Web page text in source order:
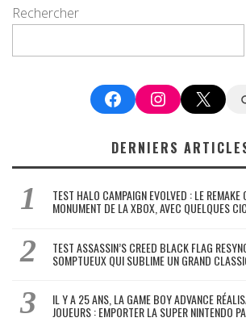
Rechercher
FacebookInstagram
X
DERNIERS
TEST HALO CAMPAIGN EVOLVED : LE REMAKE
MONUMENT DE LA XBOX, AVEC QUELQUES
TEST ASSASSIN’S CREED BLACK FLAG
SOMPTUEUX QUI SUBLIME UN GRAND
IL Y A 25 ANS, LA GAME BOY ADVANCE
JOUEURS : EMPORTER LA SUPER NINTENDO